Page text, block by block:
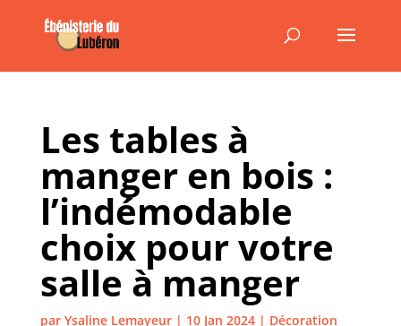
Les tables à
manger en bois :
l’indémodable
choix pour votre
salle à manger
par Ysaline Lemayeur| 10 Jan 2024| Décoration